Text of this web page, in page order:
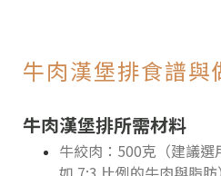
牛肉漢堡排食譜與
牛肉漢堡排所需材料
牛絞肉：500克（建議選